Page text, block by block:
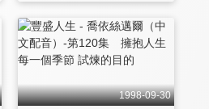
1998-09-30